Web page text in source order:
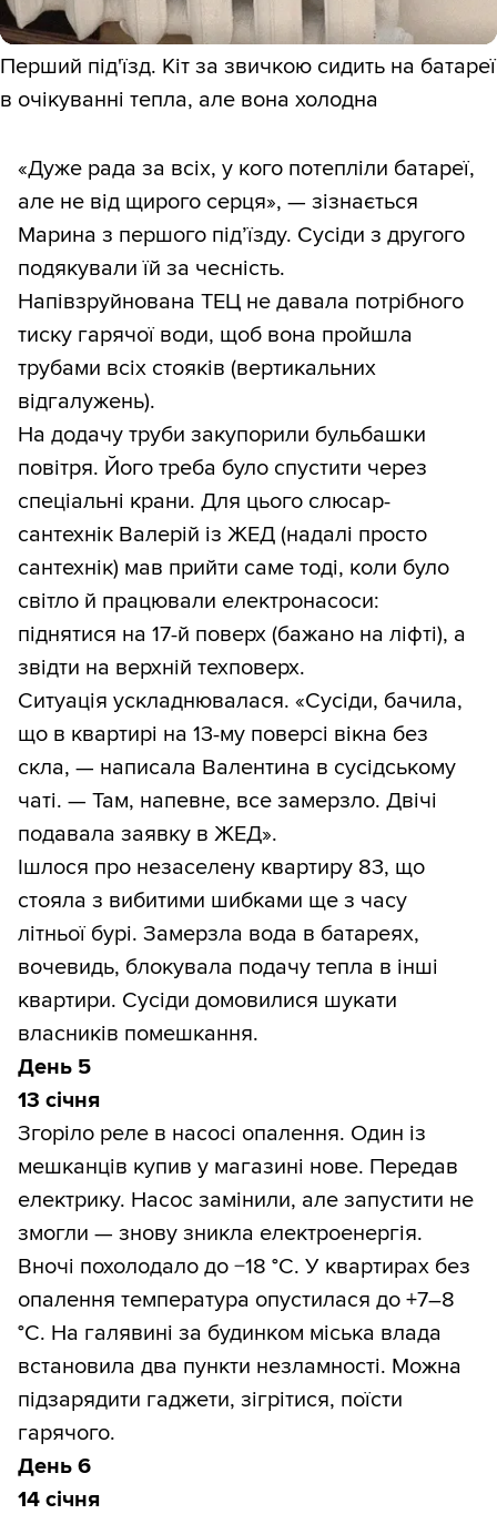
Перший під'їзд. Кіт за звичкою сидить на батареї
в очікуванні тепла, але вона холодна
«Дуже рада за всіх, у кого потепліли батареї,
але не від щирого серця», — зізнається
Марина з першого під’їзду. Сусіди з другого
подякували їй за чесність.
Напівзруйнована ТЕЦ не давала потрібного
тиску гарячої води, щоб вона пройшла
трубами всіх стояків (вертикальних
відгалужень).
На додачу труби закупорили бульбашки
повітря. Його треба було спустити через
спеціальні крани. Для цього слюсар-
сантехнік Валерій із ЖЕД (надалі просто
сантехнік) мав прийти саме тоді, коли було
світло й працювали електронасоси:
піднятися на 17-й поверх (бажано на ліфті), а
звідти на верхній техповерх.
Ситуація ускладнювалася. «Сусіди, бачила,
що в квартирі на 13-му поверсі вікна без
скла, — написала Валентина в сусідському
чаті. — Там, напевне, все замерзло. Двічі
подавала заявку в ЖЕД».
Ішлося про незаселену квартиру 83, що
стояла з вибитими шибками ще з часу
літньої бурі. Замерзла вода в батареях,
вочевидь, блокувала подачу тепла в інші
квартири. Сусіди домовилися шукати
власників помешкання.
День 5
13 січня
Згоріло реле в насосі опалення. Один із
мешканців купив у магазині нове. Передав
електрику. Насос замінили, але запустити не
змогли — знову зникла електроенергія.
Вночі похолодало до −18 °С. У квартирах без
опалення температура опустилася до +7–8
°С. На галявині за будинком міська влада
встановила два пункти незламності. Можна
підзарядити гаджети, зігрітися, поїсти
гарячого.
День 6
14 січня